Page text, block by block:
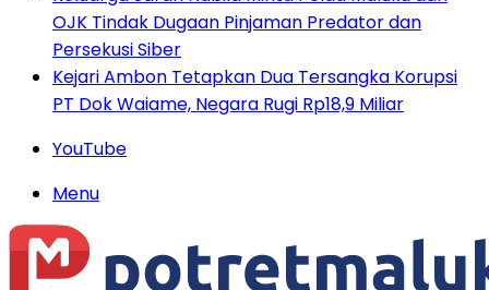
OJK Tindak Dugaan Pinjaman Predator dan
Persekusi Siber
Kejari Ambon Tetapkan Dua Tersangka Korupsi
PT Dok Waiame, Negara Rugi Rp18,9 Miliar
YouTube
Menu